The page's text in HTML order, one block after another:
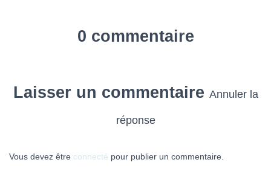
0 commentaire
Laisser un commentaire Annuler la
réponse
Vous devez être connecté pour publier un commentaire.